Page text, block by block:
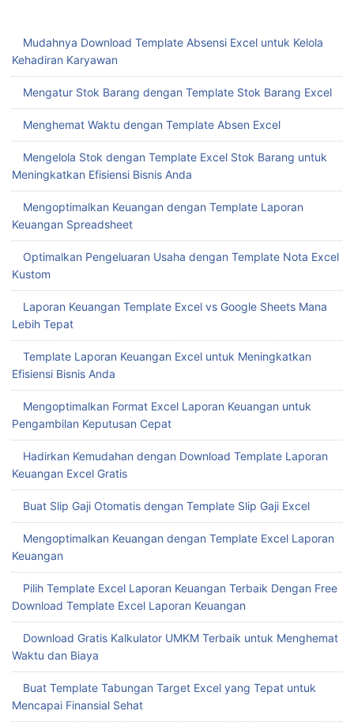
Mudahnya Download Template Absensi Excel untuk Kelola
Kehadiran Karyawan
Mengatur Stok Barang dengan Template Stok Barang Excel
Menghemat Waktu dengan Template Absen Excel
Mengelola Stok dengan Template Excel Stok Barang untuk
Meningkatkan Efisiensi Bisnis Anda
Mengoptimalkan Keuangan dengan Template Laporan
Keuangan Spreadsheet
Optimalkan Pengeluaran Usaha dengan Template Nota Excel
Kustom
Laporan Keuangan Template Excel vs Google Sheets Mana
Lebih Tepat
Template Laporan Keuangan Excel untuk Meningkatkan
Efisiensi Bisnis Anda
Mengoptimalkan Format Excel Laporan Keuangan untuk
Pengambilan Keputusan Cepat
Hadirkan Kemudahan dengan Download Template Laporan
Keuangan Excel Gratis
Buat Slip Gaji Otomatis dengan Template Slip Gaji Excel
Mengoptimalkan Keuangan dengan Template Excel Laporan
Keuangan
Pilih Template Excel Laporan Keuangan Terbaik Dengan Free
Download Template Excel Laporan Keuangan
Download Gratis Kalkulator UMKM Terbaik untuk Menghemat
Waktu dan Biaya
Buat Template Tabungan Target Excel yang Tepat untuk
Mencapai Finansial Sehat